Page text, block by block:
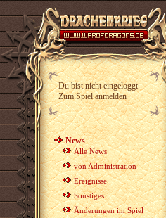
Du bist nicht eingeloggt
Zum Spiel anmelden
News
Alle News
von Administration
Ereignisse
Sonstiges
Änderungen im Spiel